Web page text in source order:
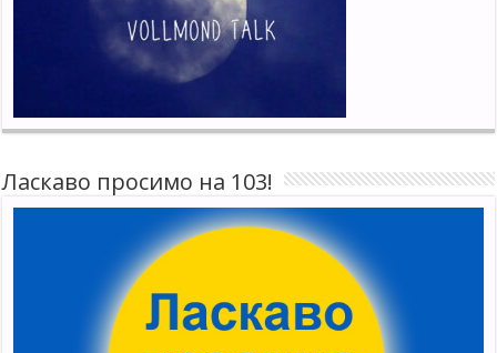
Ласкаво просимо на 103!